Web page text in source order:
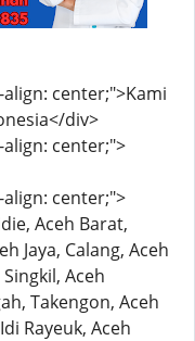
center;">Kami
div>
center;">
center;">
Aceh Barat,
Jaya, Calang, Aceh
Aceh
Takengon, Aceh
Rayeuk, Aceh